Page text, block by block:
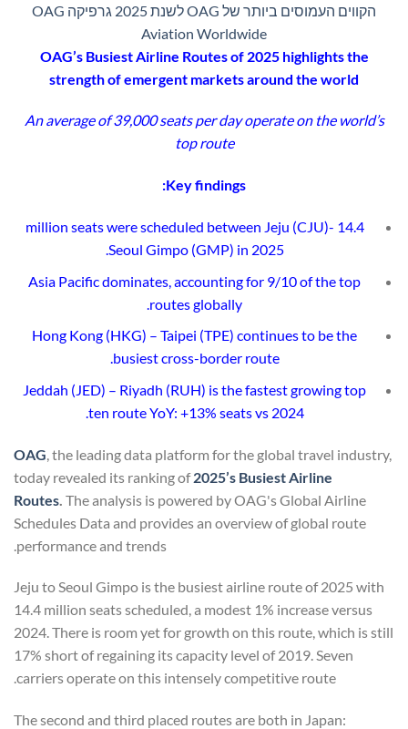
הקווים העמוסים ביותר של OAG לשנת 2025 גרפיקה OAG
Aviation Worldwide
OAG’s Busiest Airline Routes of 2025 highlights the
strength of emergent markets around the world
An average of 39,000 seats per day operate on the world’s
top route
Key findings:
14.4 million seats were scheduled between Jeju (CJU)-
Seoul Gimpo (GMP) in 2025.
Asia Pacific dominates, accounting for 9/10 of the top
routes globally.
Hong Kong (HKG) – Taipei (TPE) continues to be the
busiest cross-border route.
Jeddah (JED) – Riyadh (RUH) is the fastest growing top
ten route YoY: +13% seats vs 2024.
OAG , the leading data platform for the global travel industry,
today revealed its ranking of2025’s Busiest Airline
Routes The analysis is powered by OAG's Global Airline
Schedules Data and provides an overview of global route
performance and trends.
Jeju to Seoul Gimpo is the busiest airline route of 2025 with
14.4 million seats scheduled, a modest 1% increase versus
2024. There is room yet for growth on this route, which is still
17% short of regaining its capacity level of 2019. Seven
carriers operate on this intensely competitive route.
The second and third placed routes are both in Japan: